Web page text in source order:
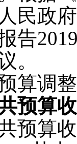
民政
告
。
算调
预算
预算